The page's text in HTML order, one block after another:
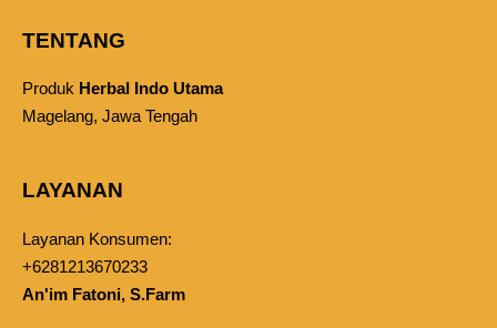
TENTANG
Produk Herbal Indo Utama
Magelang, Jawa Tengah
LAYANAN
Layanan Konsumen:
+6281213670233
An'im Fatoni, S.Farm